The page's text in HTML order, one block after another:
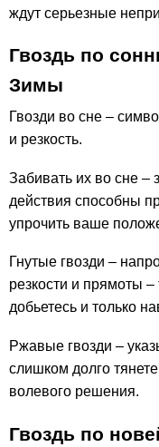
ждут серьезные
Гвоздь по
Зимы
Гвозди во сне –
и резкость.
Забивать их во сне –
действия способны
упрочить ваше
Гнутые гвозди –
резкости и прямоты
добьетесь и только
Ржавые гвозди –
слишком долго
волевого решения.
Гвоздь по